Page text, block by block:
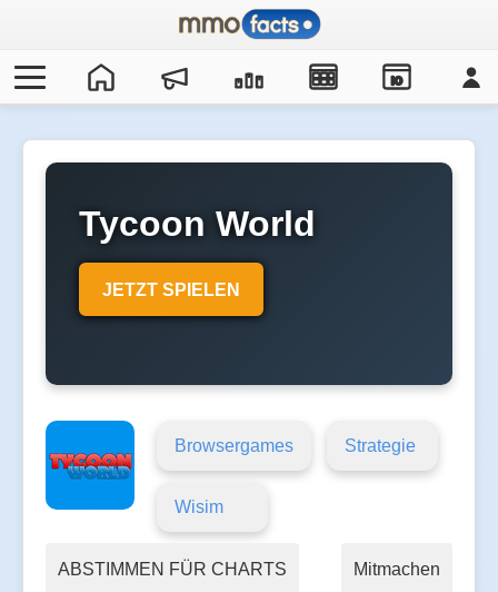
IO
Tycoon World
JETZT SPIELEN
Browsergames Strategie
Wisim
ABSTIMMEN FÜR CHARTS Mitmachen